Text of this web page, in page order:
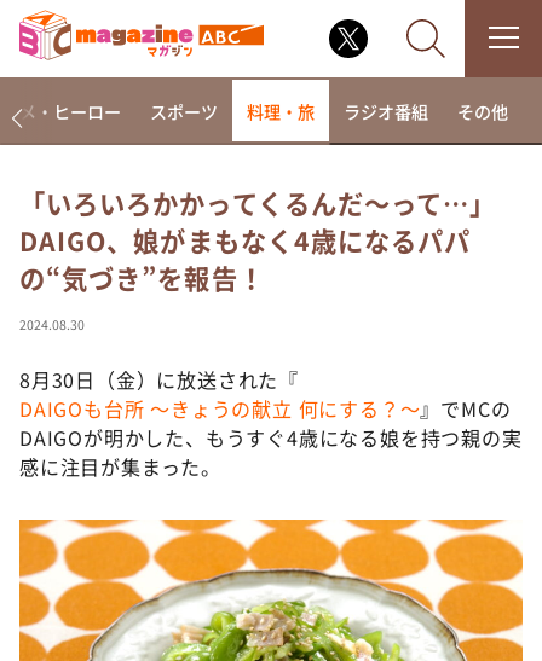
なるみ・岡村の過ぎるTV
相席食堂
これ余談なんですけど・・・
て真剣です
探偵！ナイトスクープ
news おかえり
DAIGOも台所 ～きょうの献立 何にする？～
本日はダイアンなり！シーズン２
朝だ！生です旅サラダ
メ・ヒーロー スポーツ 料理・旅 ラジオ番組 その他
「いろいろかかってくるんだ〜って…」
DAIGO、娘がまもなく4歳になるパパ
の“気づき”を報告！
2024.08.30
8月30日（金）に放送された『
DAIGOも台所 ～きょうの献立 何にする？～』でMCの
DAIGOが明かした、もうすぐ4歳になる娘を持つ親の実
感に注目が集まった。